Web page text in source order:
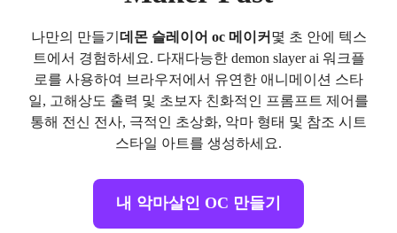
나만의 만들기 데몬 슬레이어 oc 메이커 몇 초 안에 텍스
트에서 경험하세요. 다재다능한 demon slayer ai 워크플
로를 사용하여 브라우저에서 유연한 애니메이션 스타
일, 고해상도 출력 및 초보자 친화적인 프롬프트 제어를
통해 전신 전사, 극적인 초상화, 악마 형태 및 참조 시트
스타일 아트를 생성하세요.
내 악마살인 OC 만들기